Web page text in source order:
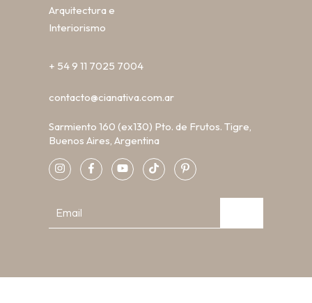
Arquitectura e
Interiorismo
+ 54 9 11 7025 7004
contacto@cianativa.com.ar
Sarmiento 160 (ex130) Pto. de Frutos. Tigre,
Buenos Aires, Argentina